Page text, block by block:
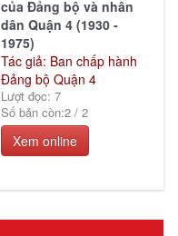
của Đảng bộ và nhân
dân Quận 4 (1930 -
1975)
Tác giả: Ban chấp hành
Đảng bộ Quận 4
Lượt đọc: 7
Số bản còn:2/2
Xem online